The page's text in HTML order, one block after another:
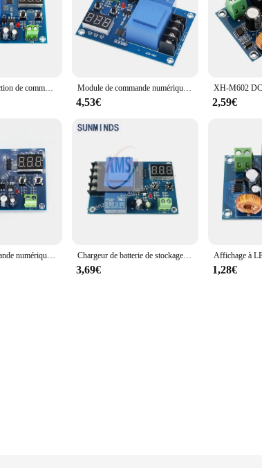
Panneau de protection de commutateur de charge de module de développement de batterie au lithium de contrôle numérique XH-M602 Module de commande numérique de charge de batterie, panneau de Protection de commutateur de commande de chargeur de batterie au Lithium ca XH-M602 V 220
4,53€ 2,59€
Module de commande numérique de charge de batterie, panneau de Protection de commutateur de commande de chargeur de batterie au Lithium ca XH-M602 V 220 Chargeur de batterie de stockage au lithium AC 220V, contrôle numérique XH-M602, charge de la batterie, technologie de contrôle, interrupteur de commande, panneau de protection
3,69€ 1,28€